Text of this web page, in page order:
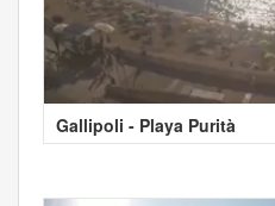
Gallipoli - Playa Purità